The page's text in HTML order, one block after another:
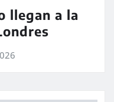
llegan a la